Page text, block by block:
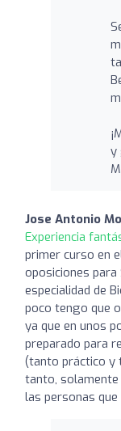
y
Jose Antonio
Experiencia
primer curso en
oposiciones para
especialidad de
poco tengo que
ya que en unos
preparado para
(tanto práctico y
tanto, solamente
las personas